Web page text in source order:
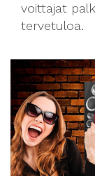
voittajat
tervetuloa.